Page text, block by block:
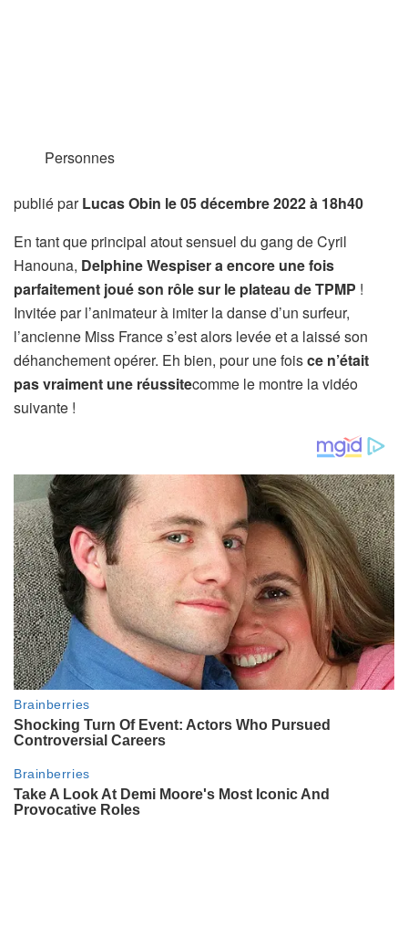
Personnes
publié parLucas Obin le 05 décembre 2022 à 18h40
En tant que principal atout sensuel du gang de Cyril
Hanouna, Delphine Wespiser a encore une fois
parfaitement joué son rôle sur le plateau de TPMP !
Invitée par l’animateur à imiter la danse d’un surfeur,
l’ancienne Miss France s’est alors levée et a laissé son
déhanchement opérer. Eh bien, pour une foisce n’était
pas vraiment une réussitecomme le montre la vidéo
suivante !